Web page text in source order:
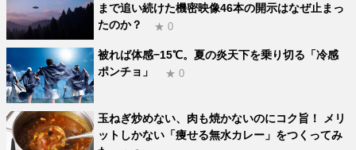
まで追い続けた機密映像46本の開示はなぜ止まっ
たのか？
★ 0
被れば体感−15℃。夏の炎天下を乗り切る「冷感
ポンチョ」
★ 0
玉ねぎ炒めない、肉も焼かないのにコク旨！ メリ
ットしかない「痩せる無水カレー」をつくってみ